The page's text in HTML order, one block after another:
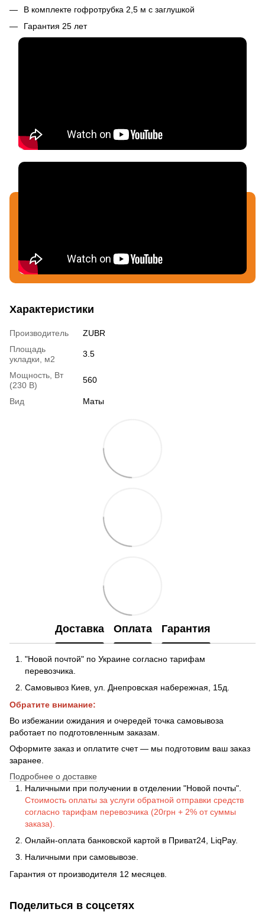
В комплекте гофротрубка 2,5 м с заглушкой
Гарантия 25 лет
Характеристики
Производитель
ZUBR
Площадь
укладки, м2
3.5
Мощность, Вт
(230 В)
560
Вид Маты
Доставка Оплата Гарантия
"Новой почтой" по Украине согласно тарифам
перевозчика.
Самовывоз Киев, ул. Днепровская набережная , 15д.
Обратите внимание:
Во избежании ожидания и очередей точка самовывоза
работает по подготовленным заказам.
Оформите заказ и оплатите счет — мы подготовим ваш заказ
заранее.
Подробнее о доставке
Наличными при получении в отделении "Новой почты".
Стоимость оплаты за услуги обратной отправки средств
согласно тарифам перевозчика (20грн + 2% от суммы
заказа).
Онлайн-оплата банковской картой в Приват24, LiqPay.
Наличными при самовывозе.
Гарантия от производителя 12 месяцев.
Поделиться в соцсетях